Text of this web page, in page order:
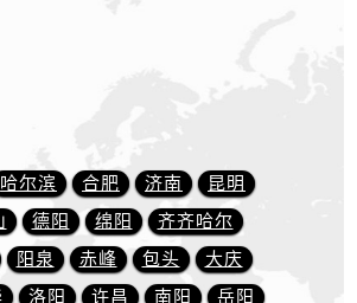
哈尔滨 合肥 济南
昆明
德阳 绵阳
齐齐哈尔
阳泉 赤峰 包头
大庆
洛阳 许昌 南阳
岳阳